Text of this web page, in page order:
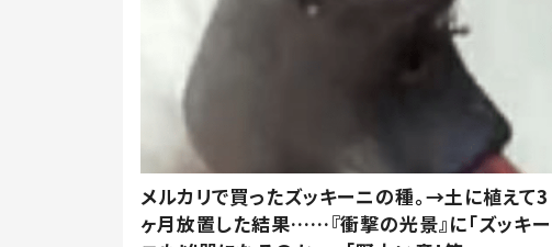
メルカリで買ったズッキーニの種。→土に植えて3
ヶ月放置した結果……『衝撃の光景』に「ズッキー